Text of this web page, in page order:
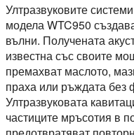
Ултразвуковите
модела WTC950
вълни. Получената
известна със своите
премахват маслото,
праха или ръждата без
Ултразвуковата
частиците мръсотия в